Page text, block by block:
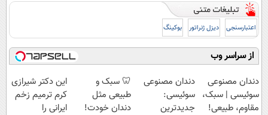
اعتبارسنجی دیزل ژنراتور بوکینگ
از سراسر وب
دندان مصنوعی
سوئیسی | سبک،
مقاوم، طبیعی!
دندان مصنوعی
سوئیسی:
جدیدترین
🦷 سبک و
طبیعی مثل
دندان خودت!
این دکتر شیرازی
کرم ترمیم زخم
ایرانی را